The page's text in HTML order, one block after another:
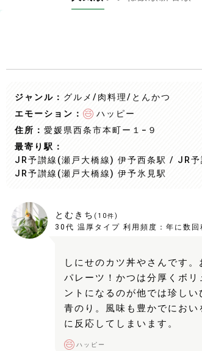
ジャンル： グルメ/肉料理/とんかつ
エモーション：
ハッピー
住所： 愛媛県西条市本町ー１−９
最寄り駅：
JR予讃線(瀬戸大橋線) 伊予西条駅 / JR
JR予讃線(瀬戸大橋線) 伊予氷見駅
とむきち ( 10件)
30代 温厚タイプ 利用頻度： 年に数回
しにせのカツ丼やさんです
パレーツ！かつは分厚くボ
ントになるのが他では珍し
青のり。風味も豊かでにお
に反応してしまいます。
ハッピー